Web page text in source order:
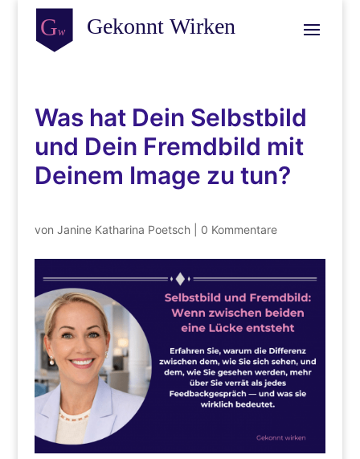
Was hat Dein Selbstbild
und Dein Fremdbild mit
Deinem Image zu tun?
von Janine Katharina Poetsch| 0 Kommentare